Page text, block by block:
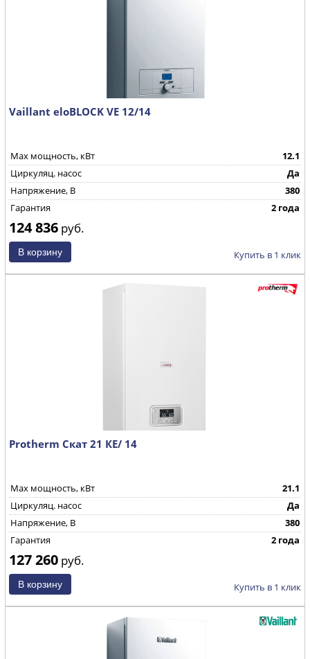
Vaillant eloBLOCK VE 12/14
Max мощность, кВт
12.1
Циркуляц. насос
Да
Напряжение, В
380
Гарантия
2 года
124 836 руб.
Купить в 1 клик
Protherm Скат 21 КE/ 14
Max мощность, кВт
21.1
Циркуляц. насос
Да
Напряжение, В
380
Гарантия
2 года
127 260 руб.
Купить в 1 клик